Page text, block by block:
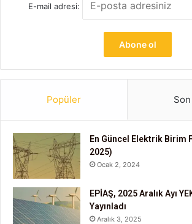
E-mail adresi:
Popüler
En Güncel Elektrik Birim
2025)
Ocak 2, 2024
EPİAŞ, 2025 Aralık Ayı
Yayınladı
Aralık 3, 2025